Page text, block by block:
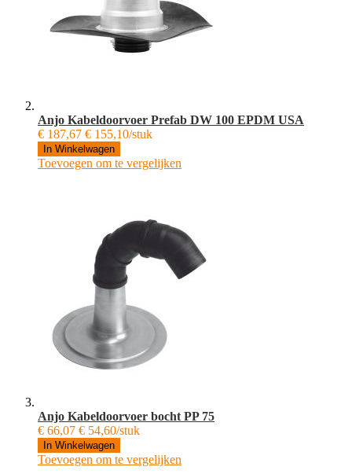
Anjo Kabeldoorvoer Prefab DW 100 EPDM USA
€ 187,67 € 155,10/stuk
In Winkelwagen
Toevoegen om te vergelijken
Anjo Kabeldoorvoer bocht PP 75
€ 66,07 € 54,60/stuk
In Winkelwagen
Toevoegen om te vergelijken